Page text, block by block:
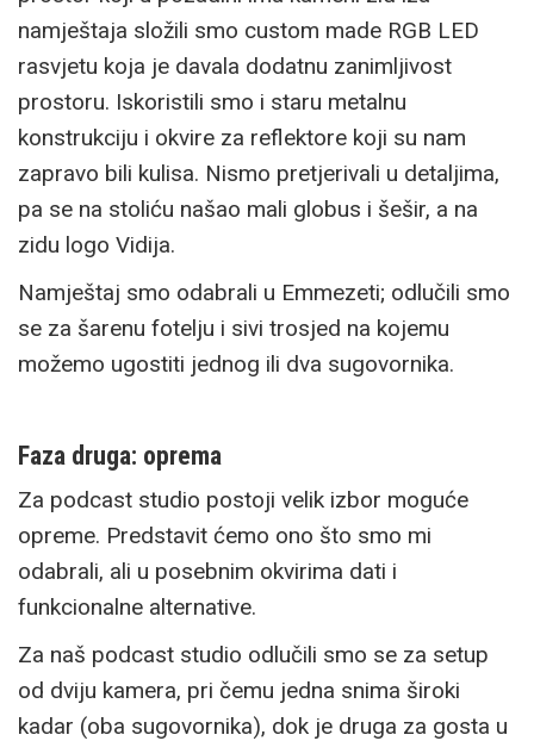
namještaja složili smo custom made RGB LED
rasvjetu koja je davala dodatnu zanimljivost
prostoru. Iskoristili smo i staru metalnu
konstrukciju i okvire za reflektore koji su nam
zapravo bili kulisa. Nismo pretjerivali u detaljima,
pa se na stoliću našao mali globus i šešir, a na
zidu logo Vidija.
Namještaj smo odabrali u Emmezeti; odlučili smo
se za šarenu fotelju i sivi trosjed na kojemu
možemo ugostiti jednog ili dva sugovornika.
Faza druga: oprema
Za podcast studio postoji velik izbor moguće
opreme. Predstavit ćemo ono što smo mi
odabrali, ali u posebnim okvirima dati i
funkcionalne alternative.
Za naš podcast studio odlučili smo se za setup
od dviju kamera, pri čemu jedna snima široki
kadar (oba sugovornika), dok je druga za gosta u